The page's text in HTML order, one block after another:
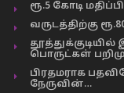
ரூ.5 கோடி
வருடத்திற்கு
பொருட்கள்
பிரதமராக
நேருவின்…